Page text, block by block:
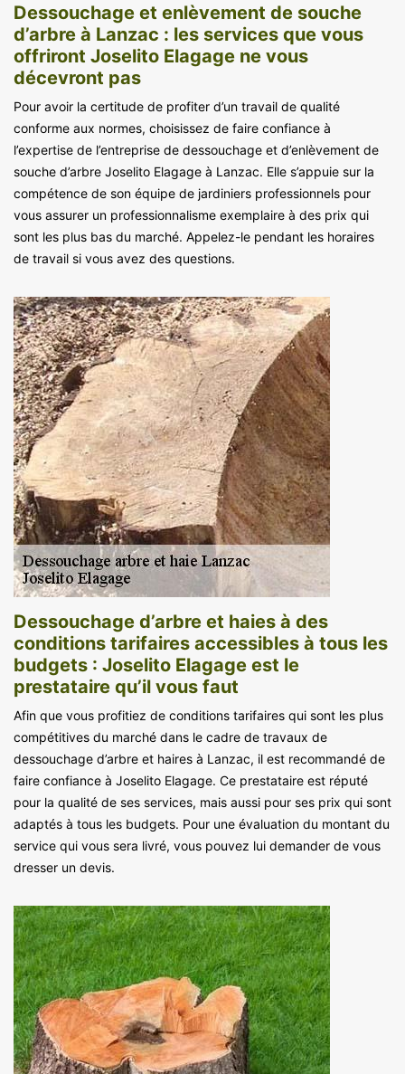
Dessouchage et enlèvement de souche
d’arbre à Lanzac : les services que vous
offriront Joselito Elagage ne vous
décevront pas
Pour avoir la certitude de profiter d’un travail de qualité
conforme aux normes, choisissez de faire confiance à
l’expertise de l’entreprise de dessouchage et d’enlèvement de
souche d’arbre Joselito Elagage à Lanzac. Elle s’appuie sur la
compétence de son équipe de jardiniers professionnels pour
vous assurer un professionnalisme exemplaire à des prix qui
sont les plus bas du marché. Appelez-le pendant les horaires
de travail si vous avez des questions.
Dessouchage d’arbre et haies à des
conditions tarifaires accessibles à tous les
budgets : Joselito Elagage est le
prestataire qu’il vous faut
Afin que vous profitiez de conditions tarifaires qui sont les plus
compétitives du marché dans le cadre de travaux de
dessouchage d’arbre et haires à Lanzac, il est recommandé de
faire confiance à Joselito Elagage. Ce prestataire est réputé
pour la qualité de ses services, mais aussi pour ses prix qui sont
adaptés à tous les budgets. Pour une évaluation du montant du
service qui vous sera livré, vous pouvez lui demander de vous
dresser un devis.